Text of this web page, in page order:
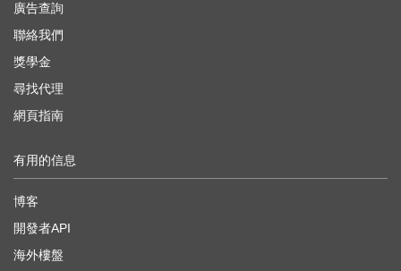
廣告查詢
聯絡我們
獎學金
尋找代理
網頁指南
有用的信息
博客
開發者API
海外樓盤